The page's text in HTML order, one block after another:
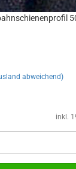
abweichend)
inkl.